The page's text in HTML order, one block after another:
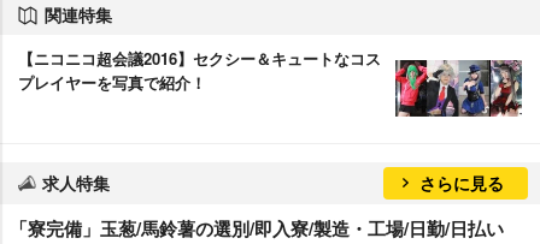
関連特集
【ニコニコ超会議2016】セクシー＆キュートなコス
プレイヤーを写真で紹介！
求人特集 さらに見る
「寮完備」玉葱/馬鈴薯の選別/即入寮/製造・工場/日勤/日払い